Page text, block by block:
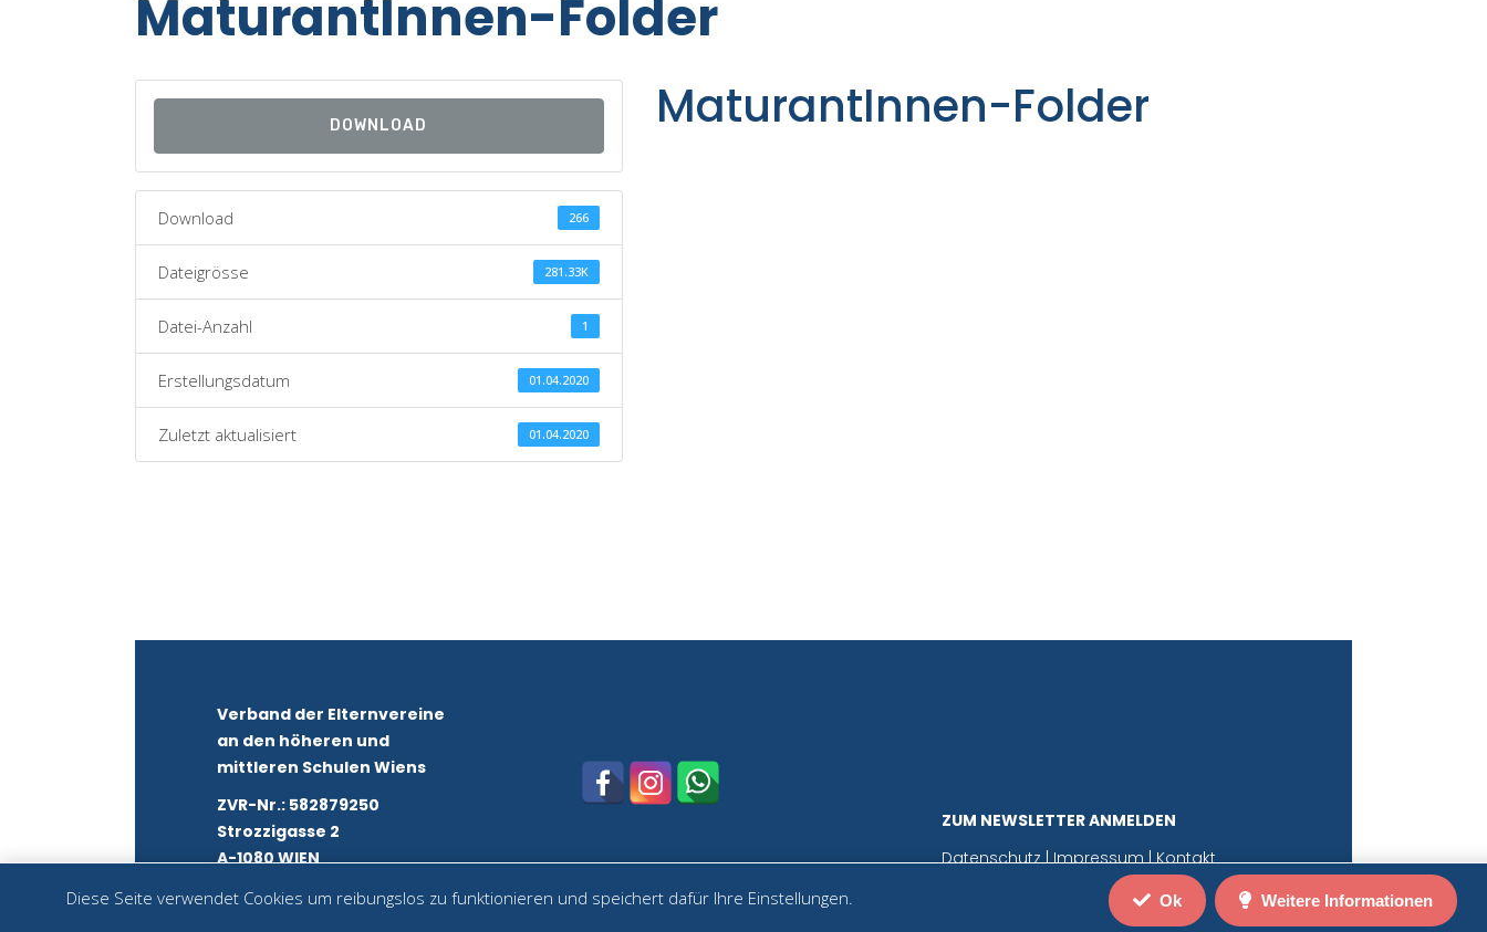
MaturantInnen-Folder
DOWNLOAD
Download 266
Dateigrösse 281.33K
Datei-Anzahl 1
Erstellungsdatum 01.04.2020
Zuletzt aktualisiert 01.04.2020
MaturantInnen-Folder
Verband der Elternvereine
an den höheren und
mittleren Schulen Wiens
ZVR-Nr.: 582879250
Strozzigasse 2
A-1080 WIEN
ZUM NEWSLETTER ANMELDEN
Datenschutz|Impressum|Kontakt
Diese Seite verwendet Cookies um reibungslos zu funktionieren und speichert dafür Ihre Einstellungen.
Ok Weitere Informationen